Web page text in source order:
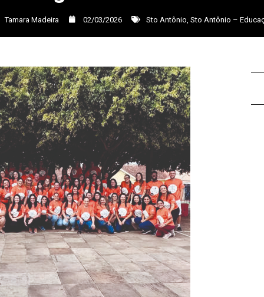
Tamara Madeira 02/03/2026 Sto Antônio Sto Antônio –